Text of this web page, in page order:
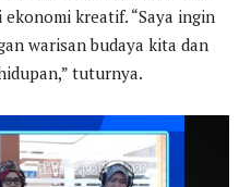
kreatif. “Saya ingin
warisan budaya kita dan
tuturnya.